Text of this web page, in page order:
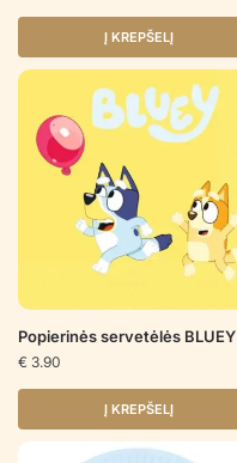
Į KREPŠELĮ
Popierinės servetėlės BLUEY
€ 3.90
Į KREPŠELĮ